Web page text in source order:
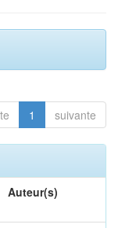
1 suivante
Auteur(s)